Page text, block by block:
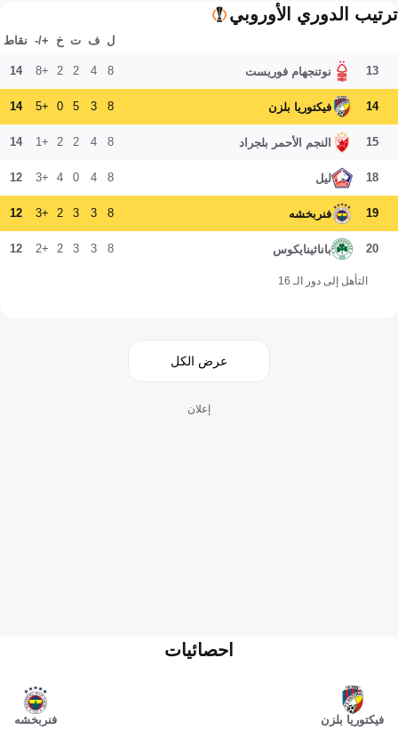
ترتيب الدوري الأوروبي
ل ف ت خ +/- نقاط
13 نوتنجهام فوريست 8
4
2
2
+8
14
14 فيكتوريا بلزن 8
3
5
0
+5
14
15 النجم الأحمر بلجراد 8
4
2
2
+1
14
18 ليل 8
4
0
4
+3
12
19 فنربخشه 8
3
3
2
+3
12
20 باناثينايكوس 8
3
3
2
+2
12
التأهل إلى دور الـ 16
عرض الكل
إعلان
فيكتوريا بلزن
احصائيات
فنربخشه